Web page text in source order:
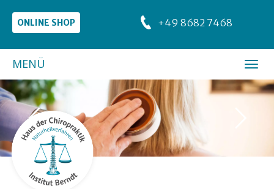
ONLINE SHOP +49 8682 7468
MENÜ